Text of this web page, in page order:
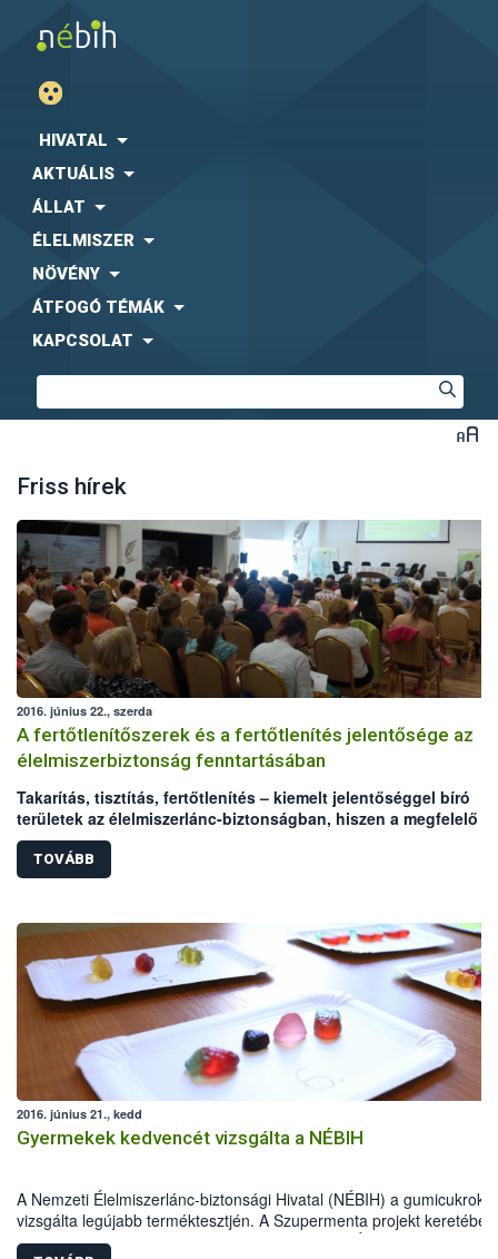
HIVATAL
AKTUÁLIS
ÁLLAT
ÉLELMISZER
NÖVÉNY
ÁTFOGÓ TÉMÁK
KAPCSOLAT
Friss hírek
2016. június 22., szerda
A fertőtlenítőszerek és a fertőtlenítés jelentősége az
élelmiszerbiztonság fenntartásában
Takarítás, tisztítás, fertőtlenítés – kiemelt jelentőséggel bíró
területek az élelmiszerlánc-biztonságban, hiszen a megfelelő
higiénia kialakítása, fenntartása az élelmiszerek biztonságát és
minőségét befolyásolja. A nem megfelelő hatékonyságú, vagy
rosszul használt fertőtlenítő szerek súlyos élelmiszerbiztonsági
Hivatal (NÉBIH) az Országos Tisztifőorvosi Hivatallal (OTH)
az Élelmiszer Higiénikusok Társasága kezdeményezésére
megszervezte azt a konferenciát, amelyen a fertőtlenítés
felmerülő problémák kezeléséről, a hatékony hibafeltárásról és
beavatkozásról, valamint megoldási lehetőségekről is
a szakemberek.
TOVÁBB
2016. június 21., kedd
Gyermekek kedvencét vizsgálta a NÉBIH
A Nemzeti Élelmiszerlánc-biztonsági Hivatal (NÉBIH) a gumicukrokat
vizsgálta legújabb terméktesztjén. A Szupermenta projekt
gumicukrot ellenőriztek a hatóság munkatársai. Élelmiszerbiztonsági